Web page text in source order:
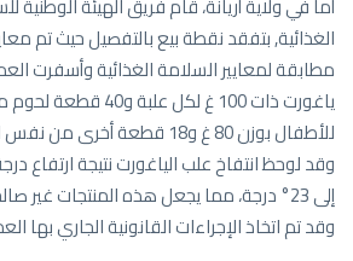
الغذائية, بتفقد نقطة بيع بالتفصيل حيث تم
ياغورت ذات 100 غ لكل
وقد لوحظ انتفاخ علب الياغورت نتيجة ارتفاع
إلى 23° درجة، مما يجعل هذه المنتجات غير
وقد تم اتخاذ الإجراءات القانونية الجاري بها